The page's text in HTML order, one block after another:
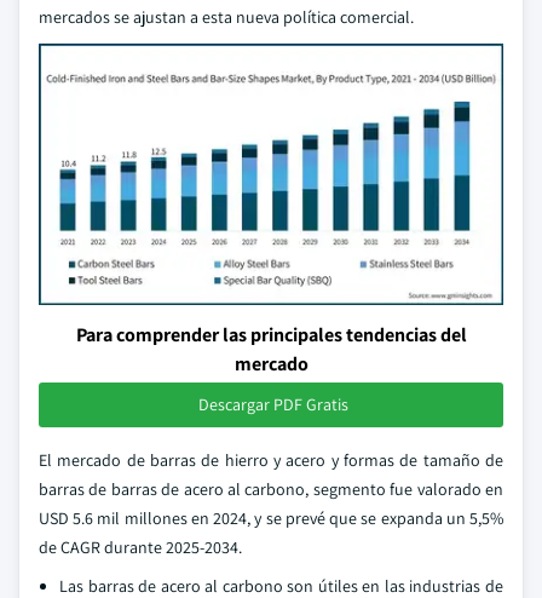
mercados se ajustan a esta nueva política comercial.
Para comprender las principales tendencias del
mercado
Descargar PDF Gratis
El mercado de barras de hierro y acero y formas de tamaño de
barras de barras de acero al carbono, segmento fue valorado en
USD 5.6 mil millones en 2024, y se prevé que se expanda un 5,5%
de CAGR durante 2025-2034.
Las barras de acero al carbono son útiles en las industrias de